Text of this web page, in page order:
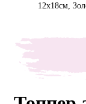
12х18см,